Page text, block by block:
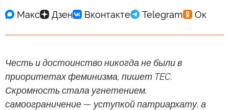
Честь и достоинство никогда не были в
приоритетах феминизма, пишет TEC.
Скромность стала угнетением,
самоограничение — уступкой патриархату, а